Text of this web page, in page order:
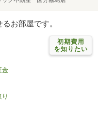
お部屋です。
初期費用
を知りたい
金
り